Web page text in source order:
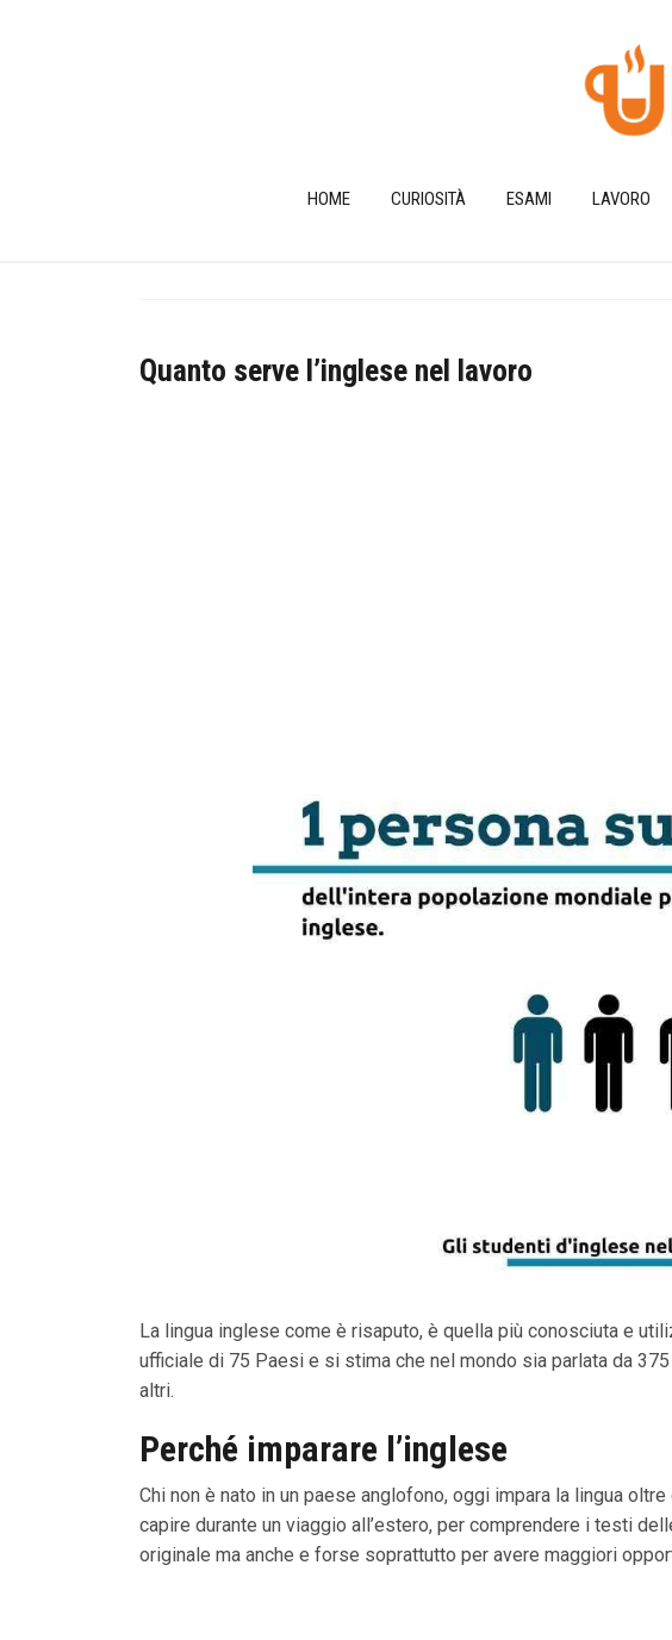
HOME CURIOSITÀ ESAMI LAVORO
Quanto serve l’inglese nel lavoro
La lingua inglese come è risaputo, è quella più conosciuta e
ufficiale di 75 Paesi e si stima che nel mondo sia parlata da
altri.
Perché imparare l’inglese
Chi non è nato in un paese anglofono, oggi impara la lingua
capire durante un viaggio all’estero, per comprendere i testi
originale ma anche e forse soprattutto per avere maggiori